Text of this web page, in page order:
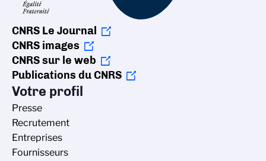
CNRS Le Journal
CNRS images
CNRS sur le web
Publications du CNRS
Votre profil
Presse
Recrutement
Entreprises
Fournisseurs